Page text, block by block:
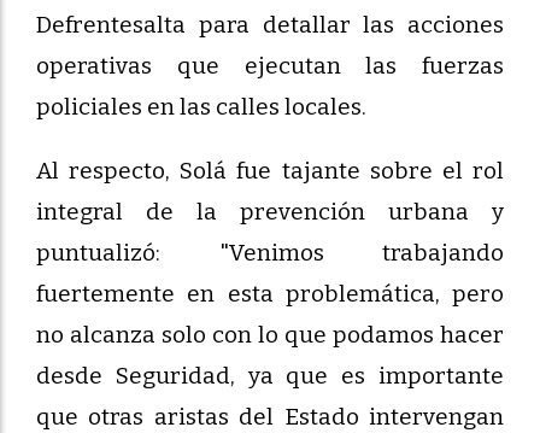
Defrentesalta para detallar las acciones
operativas que ejecutan las fuerzas
policiales en las calles locales.
Al respecto, Solá fue tajante sobre el rol
integral de la prevención urbana y
puntualizó: "Venimos trabajando
fuertemente en esta problemática, pero
no alcanza solo con lo que podamos hacer
desde Seguridad, ya que es importante
que otras aristas del Estado intervengan